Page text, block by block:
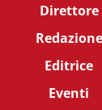
Direttore
Redazione
Editrice
Eventi